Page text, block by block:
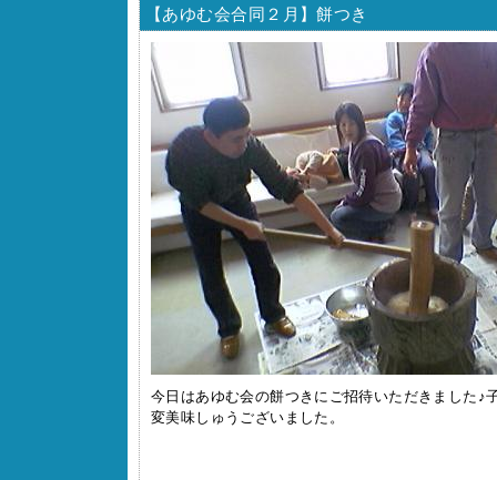
【あゆむ会合同２月】餅つき
今日はあゆむ会の餅つきにご招待いただきました♪
変美味しゅうございました。